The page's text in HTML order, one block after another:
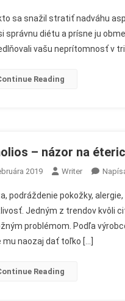
sa snažil stratiť nadváhu
správnu diétu a prísne ju
vašu neprítomnosť v
Reading
– názor na
2019 Writer
podráždenie pokožky,
Jedným z trendov kvôli
problémom. Podľa
mu naozaj dať toľko […]
Reading